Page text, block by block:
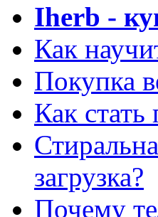
Iherb -
Как
Покупка
Как
загрузка?
Почему